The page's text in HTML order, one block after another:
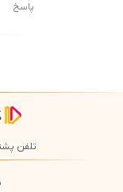
پاسخ
تلفن